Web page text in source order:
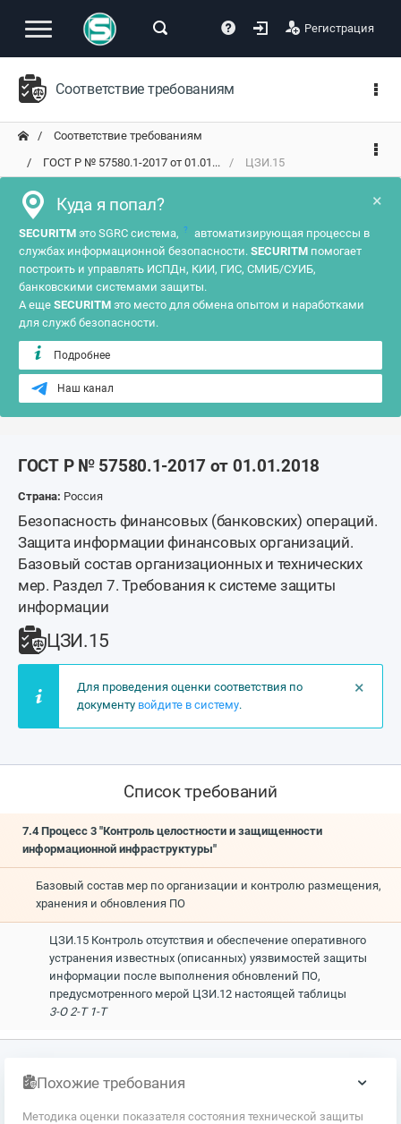
Регистрация
Соответствие требованиям
Соответствие требованиям
ГОСТ Р № 57580.1-2017 от 01.01...
ЦЗИ.15
×
Куда я попал?
SECURITM это SGRC система, ?
автоматизирующая процессы в
службах информационной безопасности. SECURITM помогает
построить и управлять ИСПДн, КИИ, ГИС, СМИБ/СУИБ,
банковскими системами защиты.
А еще SECURITM это место для обмена опытом и наработками
для служб безопасности.
Подробнее
Наш канал
ГОСТ Р № 57580.1-2017 от 01.01.2018
Страна: Россия
Безопасность финансовых (банковских) операций.
Защита информации финансовых организаций.
Базовый состав организационных и технических
мер. Раздел 7. Требования к системе защиты
информации
ЦЗИ.15
×
Для проведения оценки соответствия по
документу войдите в систему.
Список требований
7.4 Процесс 3 "Контроль целостности и защищенности
информационной инфраструктуры"
Базовый состав мер по организации и контролю размещения,
хранения и обновления ПО
ЦЗИ.15 Контроль отсутствия и обеспечение оперативного
устранения известных (описанных) уязвимостей защиты
информации после выполнения обновлений ПО,
предусмотренного мерой ЦЗИ.12 настоящей таблицы
3-О 2-Т 1-Т
Похожие требования
Методика оценки показателя состояния технической защиты